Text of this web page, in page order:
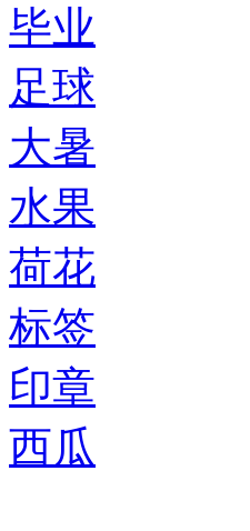
毕业
足球
大暑
水果
荷花
标签
印章
西瓜